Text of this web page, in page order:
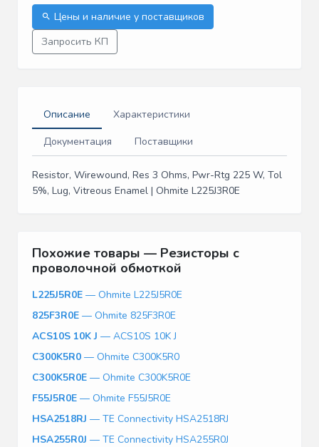
Цены и наличие у поставщиков
Запросить КП
Описание
Характеристики
Документация
Поставщики
Resistor, Wirewound, Res 3 Ohms, Pwr-Rtg 225 W, Tol
5%, Lug, Vitreous Enamel | Ohmite L225J3R0E
Похожие товары — Резисторы с
проволочной обмоткой
L225J5R0E — Ohmite L225J5R0E
825F3R0E — Ohmite 825F3R0E
ACS10S 10K J — ACS10S 10K J
C300K5R0 — Ohmite C300K5R0
C300K5R0E — Ohmite C300K5R0E
F55J5R0E — Ohmite F55J5R0E
HSA2518RJ — TE Connectivity HSA2518RJ
HSA255R0J — TE Connectivity HSA255R0J